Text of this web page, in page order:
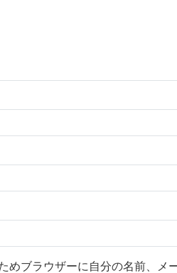
めブラウザーに自分の名前、メ